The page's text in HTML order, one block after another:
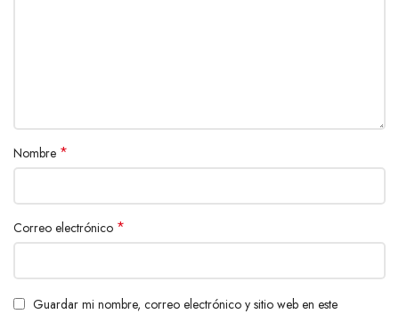
Nombre *
Correo electrónico *
Guardar mi nombre, correo electrónico y sitio web en este